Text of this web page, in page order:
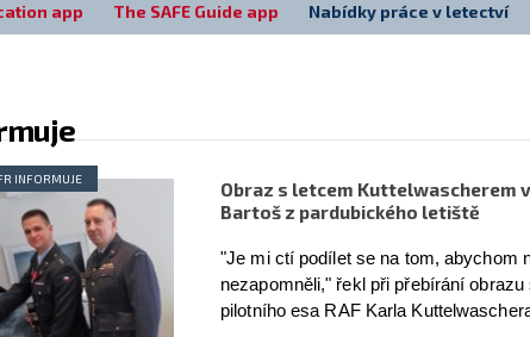
Obraz s letcem Kuttelwascherem
Bartoš z pardubického letiště
"Je mi ctí podílet se na tom, abychom
nezapomněli," řekl při přebírání obrazu
pilotního esa RAF Karla
INFORMUJE
app The SAFE Guide app Nabídky práce v letectví